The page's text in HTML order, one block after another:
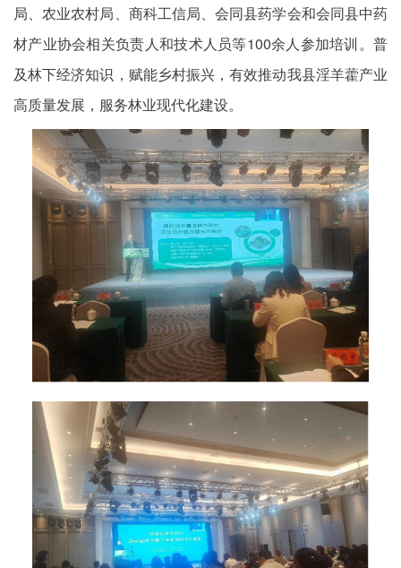
局、农业农村局、商科工信局、会同县药学会和会同县中药
材产业协会相关负责人和技术人员等100余人参加培训。普
及林下经济知识，赋能乡村振兴，有效推动我县淫羊藿产业
高质量发展，服务林业现代化建设。